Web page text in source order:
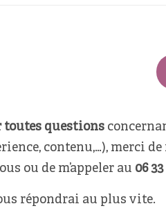
toutes questions
contenu,…), merci
ou de m’appeler au 06
répondrai au plus vite.